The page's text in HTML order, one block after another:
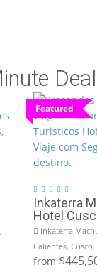
Featured
Inkaterra
Hotel
Inkaterra
Calientes, Cusco,
from